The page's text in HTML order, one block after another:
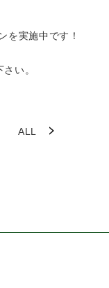
を実施中です！
い。
ALL